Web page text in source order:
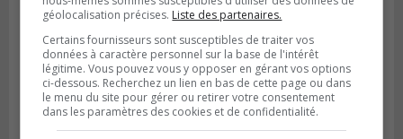
géolocalisation précises. Liste des partenaires.
Certains fournisseurs sont susceptibles de traiter vos
données à caractère personnel sur la base de l'intérêt
légitime. Vous pouvez vous y opposer en gérant vos options
ci-dessous. Recherchez un lien en bas de cette page ou dans
le menu du site pour gérer ou retirer votre consentement
dans les paramètres des cookies et de confidentialité.